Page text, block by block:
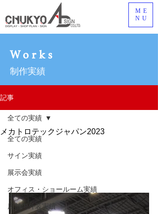
ME
NU
制作実績
Works
記事
全ての実績
サイン実績
展示会実績
オフィス・ショールーム実績
店舗内外装実績
全ての実績
メカトロテックジャパン2023